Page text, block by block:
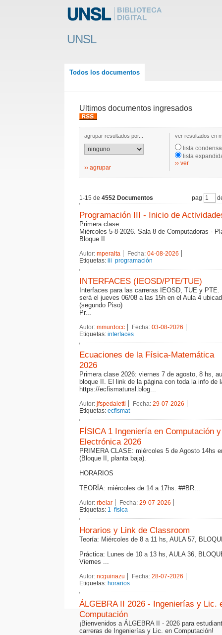
UNSL
Todos los documentos
Ultimos documentos ingresados
agrupar resultados por...
›› agrupar
ver resultados en
lista
lista
›› ver
1-15 de 4552 Documentos pag
Programación III - Inicio de
Primera clase:
Miércoles 5-8-2026. Sala 8 de Computadoras -
Bloque II
Autor: mperalta Fecha: 04-08-2026
Etiquetas: iii programación
INTERFACES (IEOSD/PTE/TUE)
Interfaces para las carreras IEOSD, TUE y PTE.
será el jueves 06/08 a las 15h en el Aula 4
(segundo Piso)
Pr...
Autor: mmurdocc Fecha: 03-08-2026
Etiquetas: interfaces
Ecuaciones de la Física-Matemática
2026
Primera clase 2026: viernes 7 de agosto, 8 hs,
bloque II. El link de la página con toda la info de
https://ecfismatunsl.blog...
Autor: jfspedaletti Fecha: 29-07-2026
Etiquetas: ecfismat
FÍSICA 1 Ingeniería en Computación y
Electrónica 2026
PRIMERA CLASE: miércoles 5 de Agosto 14hs
(Bloque II, planta baja).
HORARIOS
TEORÍA: miércoles de 14 a 17hs. ##BR...
Autor: rbelar Fecha: 29-07-2026
Etiquetas: 1 física
Horarios y Link de Classroom
Teoría: Miércoles de 8 a 11 hs, AULA 57,
Práctica: Lunes de 10 a 13 hs, AULA 36,
Viernes ...
Autor: ncguinazu Fecha: 28-07-2026
Etiquetas: horarios
ÁLGEBRA II 2026 - Ingenierías y Lic.
Computación
¡Bienvenidos a ÁLGEBRA II - 2026 para
carreras de Ingenierías y Lic. en Computación!